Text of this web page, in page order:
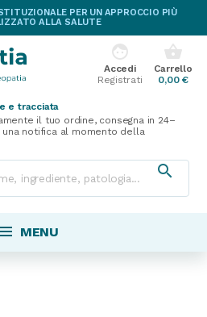
PER UN APPROCCIO PIÙ
ALLA SALUTE
shopping_basket
Carrello
0,00 €
face
Accedi
Registrati
e tracciata
il tuo ordine, consegna in 24–
notifica al momento della

MENU